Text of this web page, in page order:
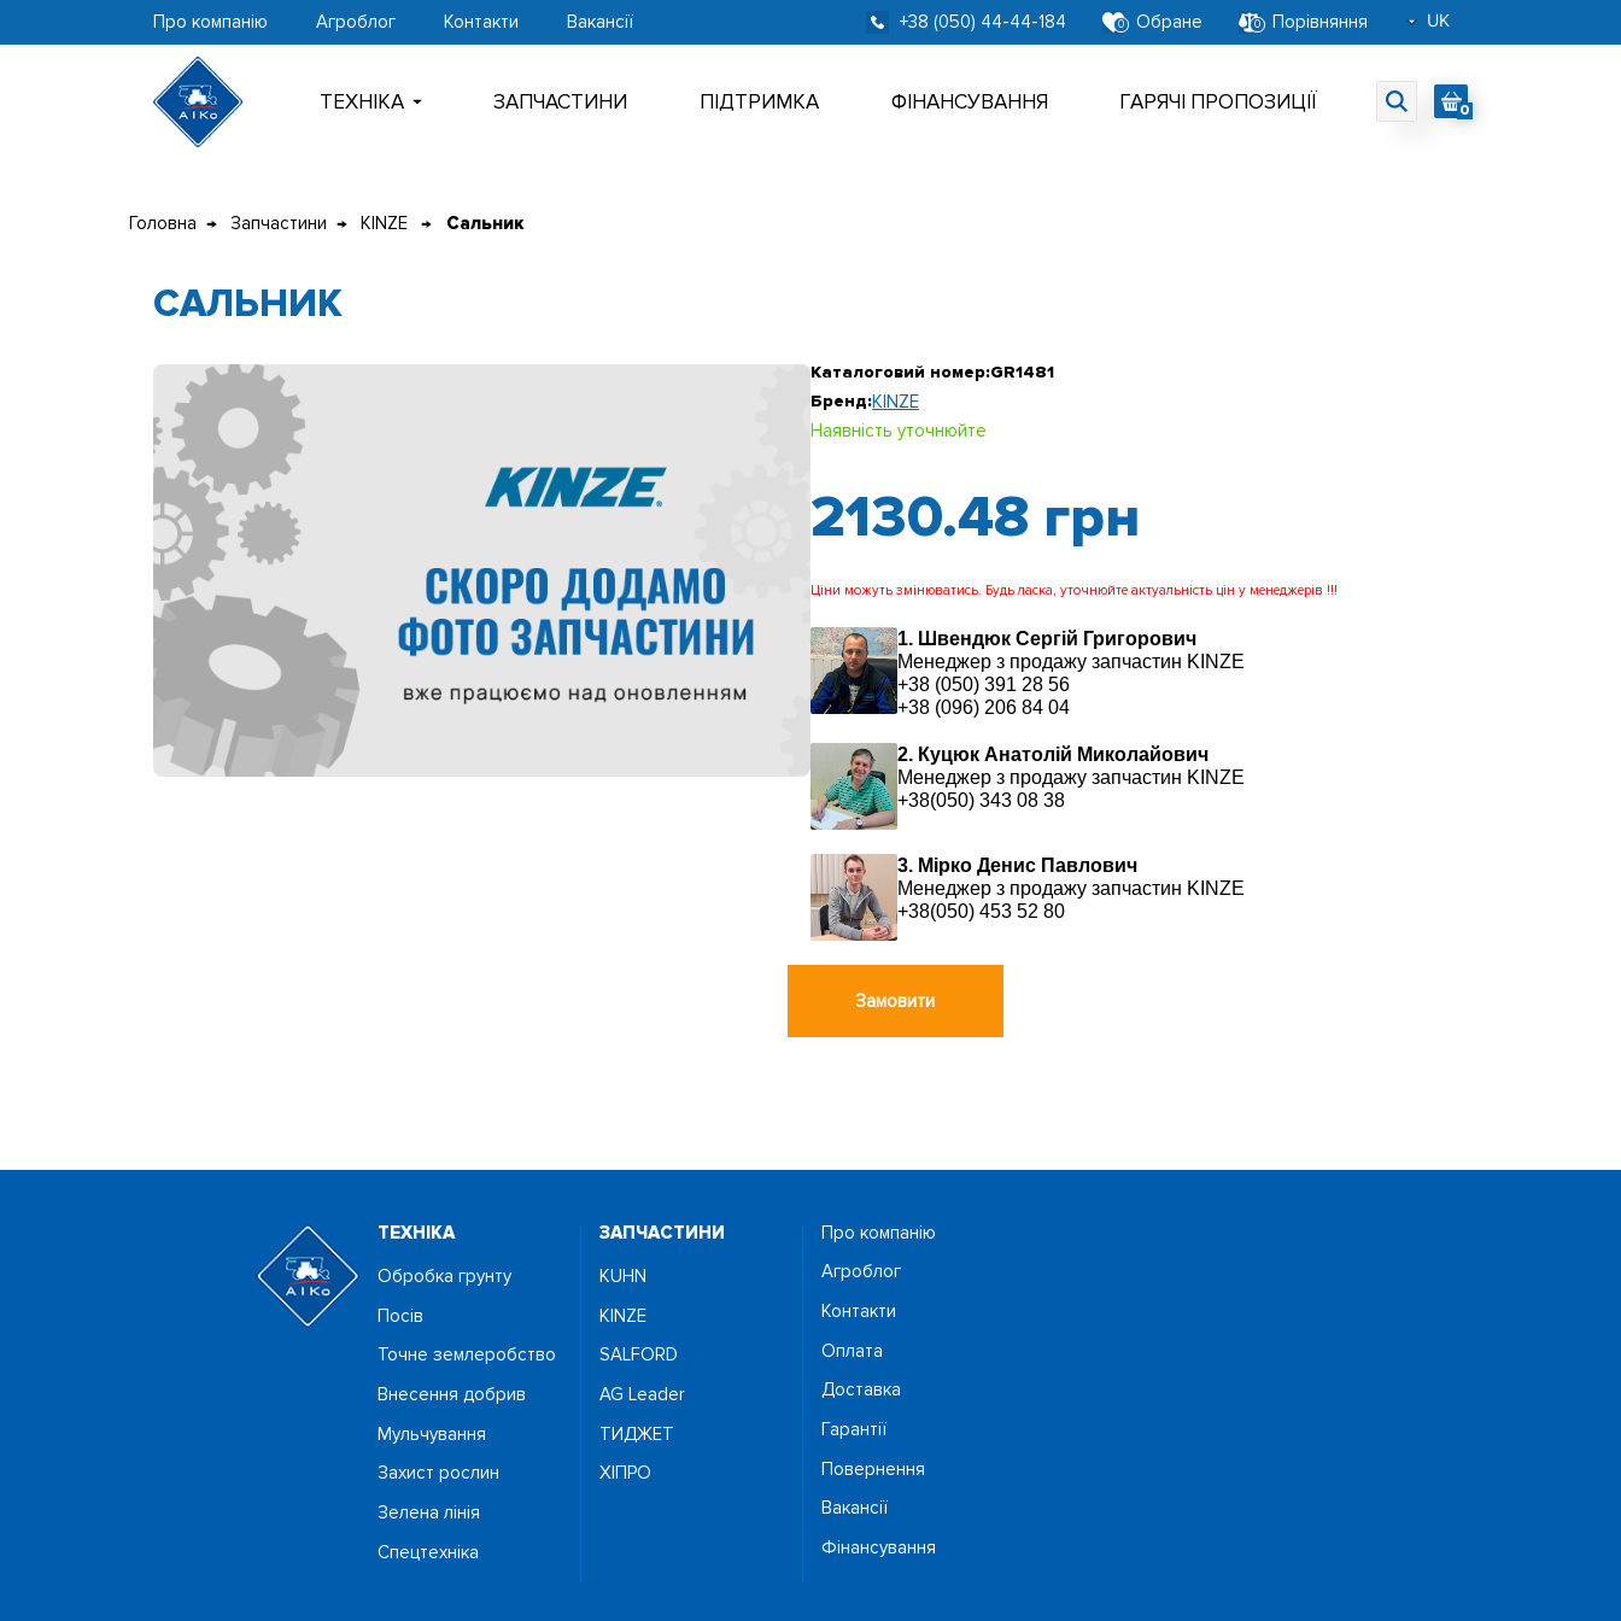
Про компанію Агроблог Контакти Вакансії +38 (050) 44-44-184 0 Обране 0 Порівняння
UK
RU
EN
ТЕХНIКА ЗАПЧАСТИНИ ПІДТРИМКА ФІНАНСУВАННЯ ГАРЯЧІ ПРОПОЗИЦІЇ 0
Головна Запчастини KINZE Сальник
САЛЬНИК
Каталоговий номер:GR1481
Бренд:KINZE
Наявність уточнюйте
2130.48 грн
Ціни можуть змінюватись. Будь ласка, уточнюйте актуальність цін у менеджерів !!!
1. Швендюк Сергій Григорович
Менеджер з продажу запчастин KINZE
+38 (050) 391 28 56
+38 (096) 206 84 04
2. Куцюк Анатолій Миколайович
Менеджер з продажу запчастин KINZE
+38(050) 343 08 38
3. Мірко Денис Павлович
Менеджер з продажу запчастин KINZE
+38(050) 453 52 80
Замовити
ТЕХНIКА
Обробка грунту
Посiв
Точне землеробство
Внесення добрив
Мульчування
Захист рослин
Зелена лінія
Спецтехніка
ЗАПЧАСТИНИ
KUHN
KINZE
SALFORD
AG Leader
ТИДЖЕТ
ХІПРО
Про компанію
Агроблог
Контакти
Оплата
Доставка
Гарантії
Повернення
Вакансії
Фінансування